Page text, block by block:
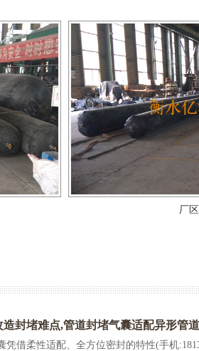
Z型桥梁伸缩缝
桥梁空心板气囊
厂区风貌
造封堵难点,管道封堵气囊适配异形管
凭借柔性适配、全方位密封的特性(手机